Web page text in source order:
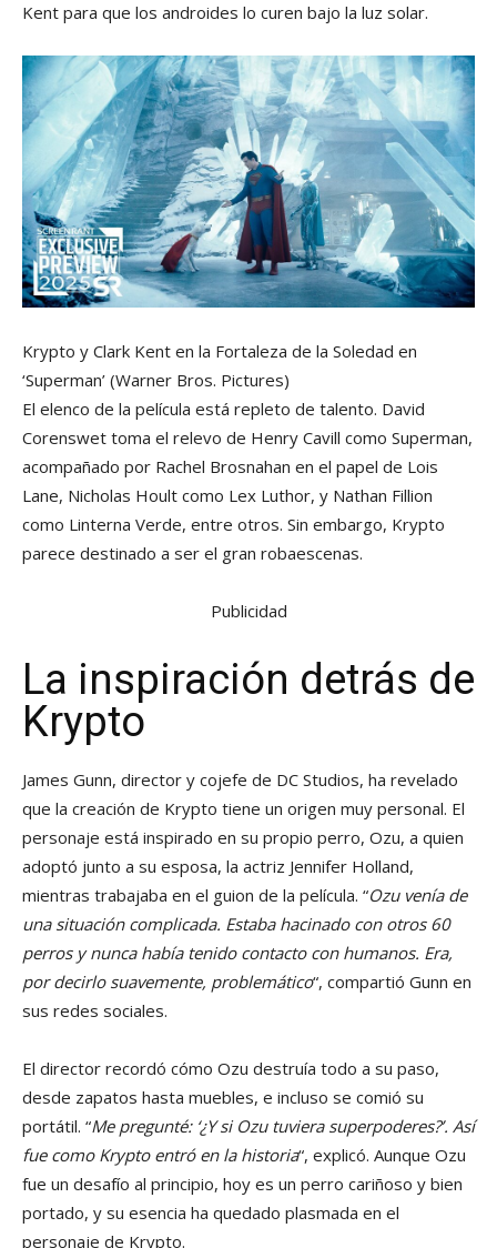
Kent para que los androides lo curen bajo la luz solar.
Krypto y Clark Kent en la Fortaleza de la Soledad en
‘Superman’ (Warner Bros. Pictures)
El elenco de la película está repleto de talento. David
Corenswet toma el relevo de Henry Cavill como Superman,
acompañado por Rachel Brosnahan en el papel de Lois
Lane, Nicholas Hoult como Lex Luthor, y Nathan Fillion
como Linterna Verde, entre otros. Sin embargo, Krypto
parece destinado a ser el gran robaescenas.
Publicidad
La inspiración detrás de
Krypto
James Gunn, director y cojefe de DC Studios, ha revelado
que la creación de Krypto tiene un origen muy personal. El
personaje está inspirado en su propio perro, Ozu, a quien
adoptó junto a su esposa, la actriz Jennifer Holland,
mientras trabajaba en el guion de la película. “Ozu venía de
una situación complicada. Estaba hacinado con otros 60
perros y nunca había tenido contacto con humanos. Era,
por decirlo suavemente, problemático“, compartió Gunn en
sus redes sociales.
El director recordó cómo Ozu destruía todo a su paso,
desde zapatos hasta muebles, e incluso se comió su
portátil. “Me pregunté: ‘¿Y si Ozu tuviera superpoderes?’. Así
fue como Krypto entró en la historia“, explicó. Aunque Ozu
fue un desafío al principio, hoy es un perro cariñoso y bien
portado, y su esencia ha quedado plasmada en el
personaje de Krypto.